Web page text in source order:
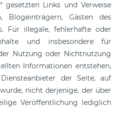
“ gesetzten Links und Verweise
Blogeinträgern, Gästen des
Für illegale, fehlerhafte oder
und insbesondere für
Nutzung oder Nichtnutzung
Informationen entstehen,
der Seite, auf
nicht derjenige, der über
Veröffentlichung lediglich